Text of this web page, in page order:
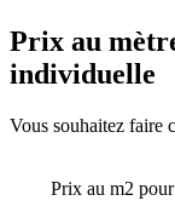
Prix au
individuelle
Vous souhaitez faire
Prix au m2